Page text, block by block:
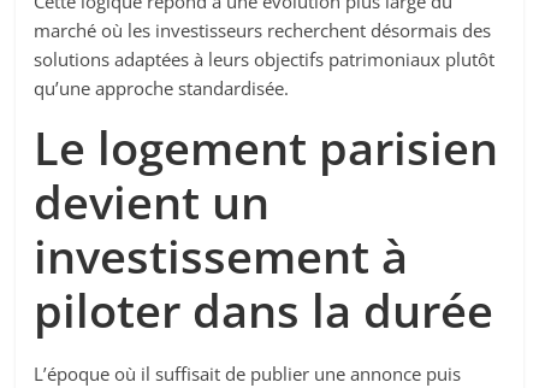
marché où les investisseurs recherchent désormais des
solutions adaptées à leurs objectifs patrimoniaux plutôt
qu’une approche standardisée.
Le logement parisien
devient un
investissement à
piloter dans la durée
L’époque où il suffisait de publier une annonce puis